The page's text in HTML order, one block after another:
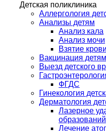
Детская поликлиника
Аллергология
Анализы детям
Анализ кала
Анализ мочи
Взятие
Вакцинация детям
Выезд детского
ФГДС
Гинекология
Дерматология
Лазерное
образований
Лечение